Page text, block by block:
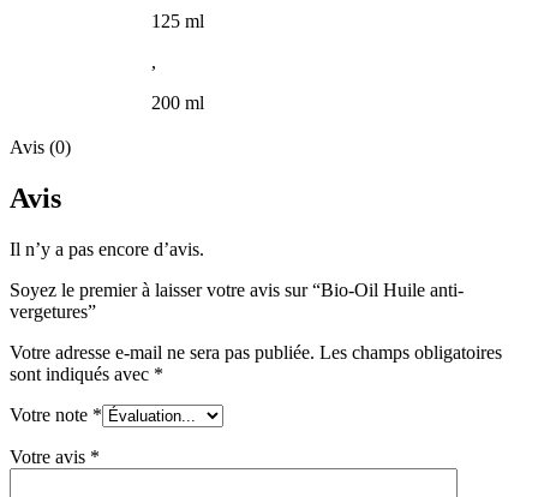
125 ml
,
200 ml
Avis (0)
Avis
Il n’y a pas encore d’avis.
Soyez le premier à laisser votre avis sur “Bio-Oil Huile anti-
vergetures”
Votre adresse e-mail ne sera pas publiée. Les champs obligatoires
sont indiqués avec *
Votre note *
Votre avis *